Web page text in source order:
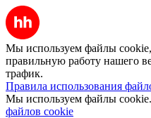
Мы используем файлы
правильную работу нашего
трафик.
Правила использования
Мы используем файлы cookie.
файлов cookie